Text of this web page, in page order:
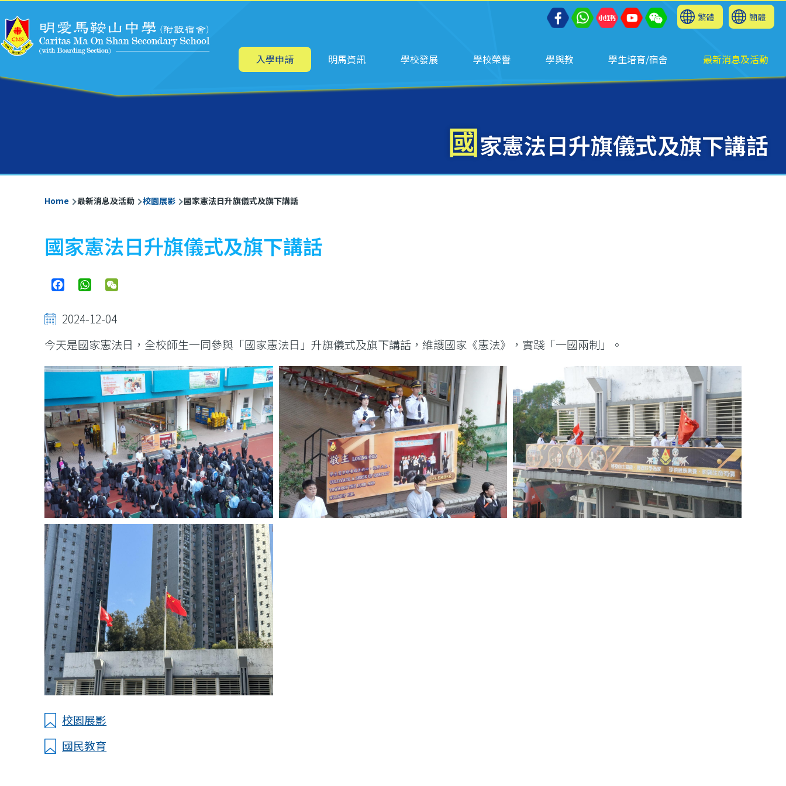
繁體 簡體
Main
入學申請 明馬資訊 學校發展 學校榮譽 學與教 學生培育/宿舍 最新消息及活動
國家憲法日升旗儀式及旗下講話
Breadcrumb
Home 最新消息及活動 校園展影 國家憲法日升旗儀式及旗下講話
國家憲法日升旗儀式及旗下講話
FacebookWhatsApp
2024-12-04
今天是國家憲法日，全校師生一同參與「國家憲法日」升旗儀式及旗下講話，維護國家《憲法》，實踐「一國兩制」。
校園展影
國民教育